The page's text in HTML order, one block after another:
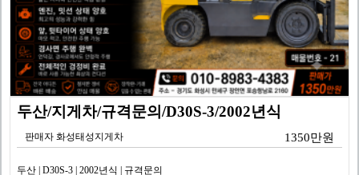
두산/지게차/규격문의/D30S-3/2002년식
판매자 화성태성지게차 1350만원
두산 | D30S-3 | 2002년식 | 규격문의